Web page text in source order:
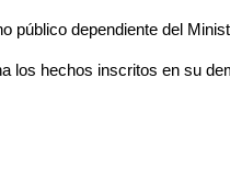
público dependiente del
los hechos inscritos en su